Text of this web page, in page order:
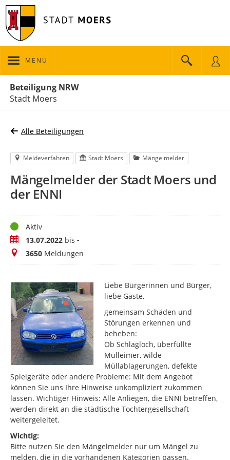
MENÜ
Beteiligung NRW
Stadt Moers
Alle Beteiligungen
Meldeverfahren Stadt Moers Mängelmelder
Mängelmelder der Stadt Moers und
der ENNI
StatusAktiv
Zeitraum13.07.2022 bis -
Meldungen
3650 Meldungen
Liebe Bürgerinnen und Bürger,
liebe Gäste,
gemeinsam Schäden und
Störungen erkennen und
beheben:
Ob Schlagloch, überfüllte
Mülleimer, wilde
Müllablagerungen, defekte
Spielgeräte oder andere Probleme: Mit dem Angebot
können Sie uns Ihre Hinweise unkompliziert zukommen
lassen. Wichtiger Hinweis: Alle Anliegen, die ENNI betreffen,
werden direkt an die städtische Tochtergesellschaft
weitergeleitet.
Wichtig:
Bitte nutzen Sie den Mängelmelder nur um Mängel zu
melden, die in die vorhandenen Kategorien passen.